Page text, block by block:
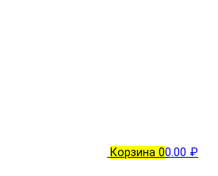
Корзина 00.00 ₽